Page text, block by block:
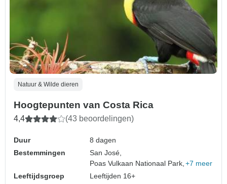
Natuur & Wilde dieren
Hoogtepunten van Costa Rica
4,4 (43 beoordelingen)
Duur
8 dagen
Bestemmingen
San José,
Poas Vulkaan Nationaal Park, +7 meer
Leeftijdsgroep
Leeftijden 16+